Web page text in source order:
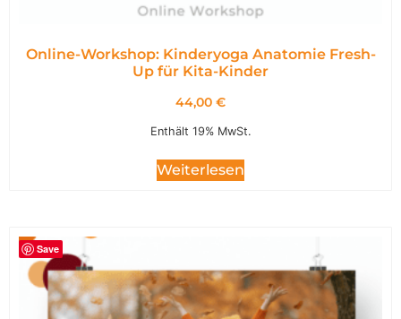
Online-Workshop: Kinderyoga Anatomie Fresh-
Up für Kita-Kinder
44,00 €
Enthält 19% MwSt.
Weiterlesen
Save